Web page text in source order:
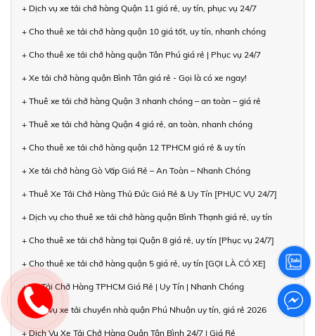
+ Dịch vụ xe tải chở hàng Quận 11 giá rẻ, uy tín, phục vụ 24/7
+ Cho thuê xe tải chở hàng quận 10 giá tốt, uy tín, nhanh chóng
+ Cho thuê xe tải chở hàng quận Tân Phú giá rẻ | Phục vụ 24/7
+ Xe tải chở hàng quận Bình Tân giá rẻ - Gọi là có xe ngay!
+ Thuê xe tải chở hàng Quận 3 nhanh chóng – an toàn – giá rẻ
+ Thuê xe tải chở hàng Quận 4 giá rẻ, an toàn, nhanh chóng
+ Cho thuê xe tải chở hàng quận 12 TPHCM giá rẻ & uy tín
+ Xe tải chở hàng Gò Vấp Giá Rẻ – An Toàn – Nhanh Chóng
+ Thuê Xe Tải Chở Hàng Thủ Đức Giá Rẻ & Uy Tín [PHỤC VỤ 24/7]
+ Dịch vụ cho thuê xe tải chở hàng quận Bình Thạnh giá rẻ, uy tín
+ Cho thuê xe tải chở hàng tại Quận 8 giá rẻ, uy tín [Phục vụ 24/7]
+ Cho thuê xe tải chở hàng quận 5 giá rẻ, uy tín [GỌI LÀ CÓ XE]
+ Xe Tải Chở Hàng TPHCM Giá Rẻ | Uy Tín | Nhanh Chóng
+ Dịch vụ xe tải chuyển nhà quận Phú Nhuận uy tín, giá rẻ 2026
+ Dịch Vụ Xe Tải Chở Hàng Quận Tân Bình 24/7 | Giá Rẻ